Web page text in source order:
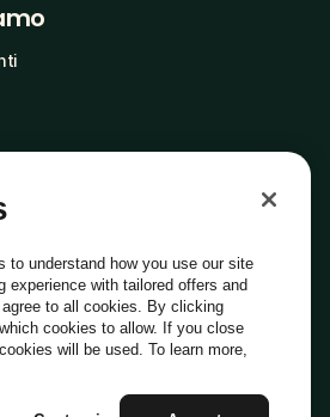
Italiano
to understand how you use our site
experience with tailored offers and
to all cookies. By clicking
cookies to allow. If you close
will be used. To learn more,